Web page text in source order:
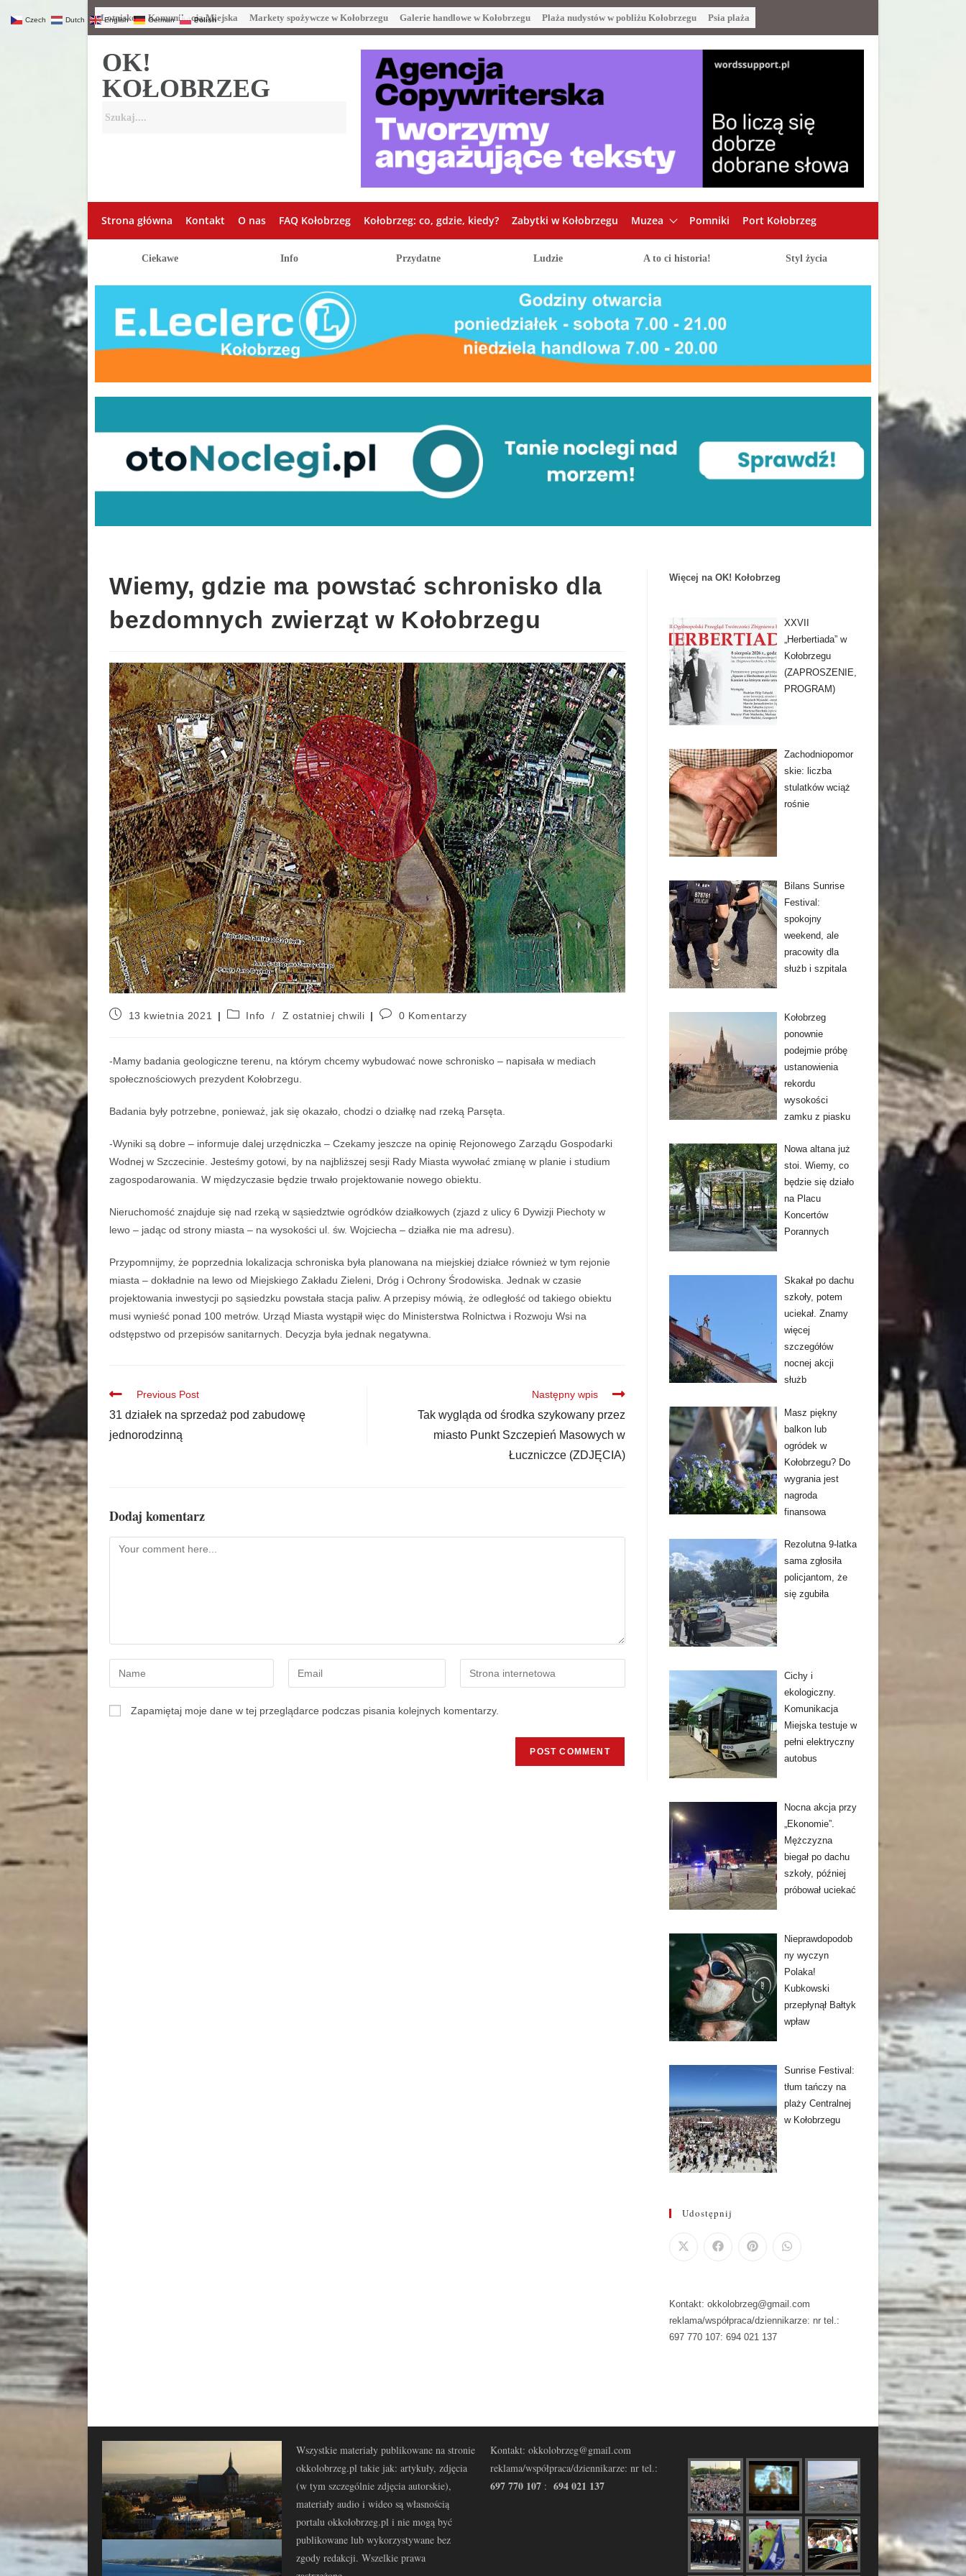
Lotnisko Komunikacja Miejska Markety spożywcze w Kołobrzegu Galerie handlowe w Kołobrzegu Plaża nudystów w pobliżu Kołobrzegu Psia plaża
OK!
KOŁOBRZEG
Strona główna Kontakt O nas FAQ Kołobrzeg Kołobrzeg: co, gdzie, kiedy? Zabytki w Kołobrzegu Muzea Pomniki Port Kołobrzeg
Ciekawe Info Przydatne Ludzie A to ci historia! Styl życia
Wiemy, gdzie ma powstać schronisko dla
bezdomnych zwierząt w Kołobrzegu
13 kwietnia 2021 Info / Z ostatniej chwili 0 Komentarzy
-Mamy badania geologiczne terenu, na którym chcemy wybudować nowe schronisko – napisała w mediach
społecznościowych prezydent Kołobrzegu.
Badania były potrzebne, ponieważ, jak się okazało, chodzi o działkę nad rzeką Parsęta.
-Wyniki są dobre – informuje dalej urzędniczka – Czekamy jeszcze na opinię Rejonowego Zarządu Gospodarki
Wodnej w Szczecinie. Jesteśmy gotowi, by na najbliższej sesji Rady Miasta wywołać zmianę w planie i studium
zagospodarowania. W międzyczasie będzie trwało projektowanie nowego obiektu.
Nieruchomość znajduje się nad rzeką w sąsiedztwie ogródków działkowych (zjazd z ulicy 6 Dywizji Piechoty w
lewo – jadąc od strony miasta – na wysokości ul. św. Wojciecha – działka nie ma adresu).
Przypomnijmy, że poprzednia lokalizacja schroniska była planowana na miejskiej działce również w tym rejonie
miasta – dokładnie na lewo od Miejskiego Zakładu Zieleni, Dróg i Ochrony Środowiska. Jednak w czasie
projektowania inwestycji po sąsiedzku powstała stacja paliw. A przepisy mówią, że odległość od takiego obiektu
musi wynieść ponad 100 metrów. Urząd Miasta wystąpił więc do Ministerstwa Rolnictwa i Rozwoju Wsi na
odstępstwo od przepisów sanitarnych. Decyzja była jednak negatywna.
Previous Post
31 działek na sprzedaż pod zabudowę
jednorodzinną
Następny wpis
Tak wygląda od środka szykowany przez
miasto Punkt Szczepień Masowych w
Łuczniczce (ZDJĘCIA)
Dodaj komentarz
Zapamiętaj moje dane w tej przeglądarce podczas pisania kolejnych komentarzy.
Więcej na OK! Kołobrzeg
XXVII
„Herbertiada” w
Kołobrzegu
(ZAPROSZENIE,
PROGRAM)
Zachodniopomor
skie: liczba
stulatków wciąż
rośnie
Bilans Sunrise
Festival:
spokojny
weekend, ale
pracowity dla
służb i szpitala
Kołobrzeg
ponownie
podejmie próbę
ustanowienia
rekordu
wysokości
zamku z piasku
Nowa altana już
stoi. Wiemy, co
będzie się działo
na Placu
Koncertów
Porannych
Skakał po dachu
szkoły, potem
uciekał. Znamy
więcej
szczegółów
nocnej akcji
służb
Masz piękny
balkon lub
ogródek w
Kołobrzegu? Do
wygrania jest
nagroda
finansowa
Rezolutna 9-latka
sama zgłosiła
policjantom, że
się zgubiła
Cichy i
ekologiczny.
Komunikacja
Miejska testuje w
pełni elektryczny
autobus
Nocna akcja przy
„Ekonomie”.
Mężczyzna
biegał po dachu
szkoły, później
próbował uciekać
Nieprawdopodob
ny wyczyn
Polaka!
Kubkowski
przepłynął Bałtyk
wpław
Sunrise Festival:
tłum tańczy na
plaży Centralnej
w Kołobrzegu
Udostępnij
Kontakt: okkolobrzeg@gmail.com
reklama/współpraca/dziennikarze: nr tel.:
697 770 107: 694 021 137
Wszystkie materiały publikowane na stronie
okkolobrzeg.pl takie jak: artykuły, zdjęcia
(w tym szczególnie zdjęcia autorskie),
materiały audio i wideo są własnością
portalu okkolobrzeg.pl i nie mogą być
publikowane lub wykorzystywane bez
zgody redakcji. Wszelkie prawa
Kontakt: okkolobrzeg@gmail.com
reklama/współpraca/dziennikarze: nr tel.:
697 770 107 : 694 021 137
Czech Dutch English German Polish